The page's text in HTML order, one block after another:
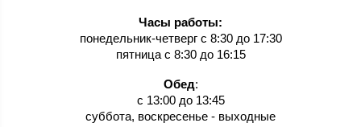
Часы работы:
понедельник-четверг с 8:30 до 17:30
пятница с 8:30 до 16:15
Обед:
с 13:00 до 13:45
суббота, воскресенье - выходные